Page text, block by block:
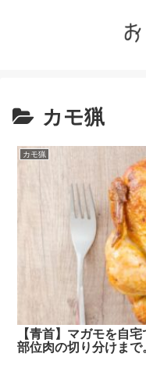
カモ猟
カモ猟
【青首】マガモを自
部位肉の切り分けまで。